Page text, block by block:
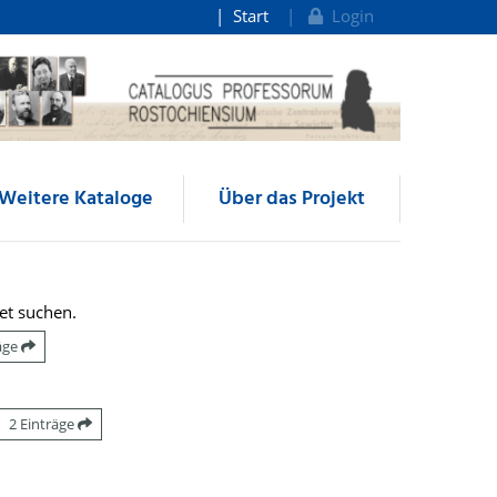
Start Login
Kataloge Über das Projekt
suchen.
2 Einträge